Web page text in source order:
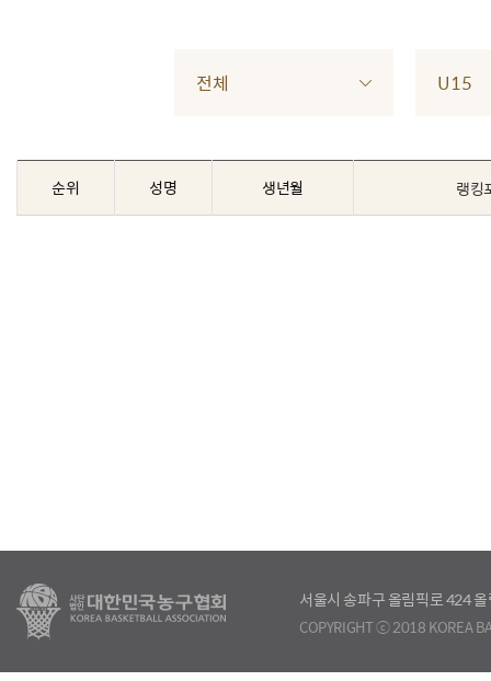
전체 U15
순위 성명 생년월 랭킹
서울시 송파구 올림픽로 424
COPYRIGHT ⓒ 2018 KOREA